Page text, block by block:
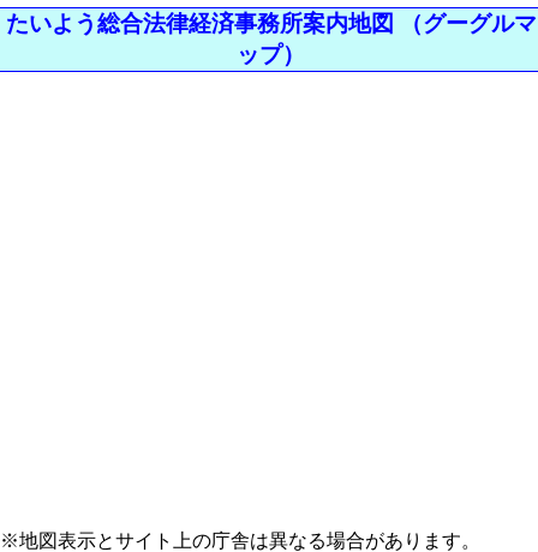
たいよう総合法律経済事務所案内地図 （グーグルマ
ップ）
※地図表示とサイト上の庁舎は異なる場合があります。